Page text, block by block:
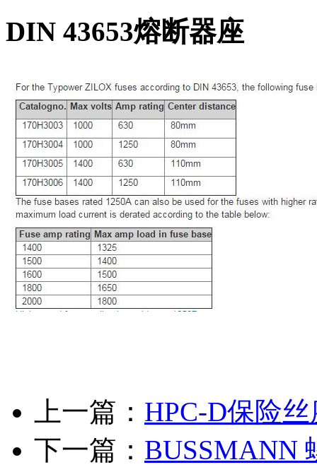
DIN 43653熔断器座
上一篇： HPC-D保险
下一篇： BUSSMANN